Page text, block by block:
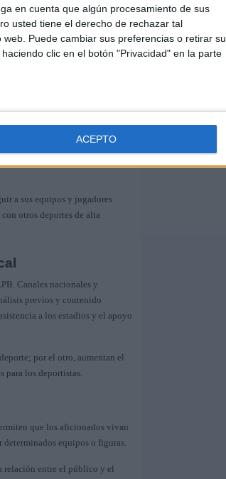
en cuenta que algún procesamiento de sus
usted tiene el derecho de rechazar tal
Puede cambiar sus preferencias o retirar su
clic en el botón "Privacidad" en la parte
ACEPTO
La sensación de orgullo
influencia.
béisbol
de las retransmisiones
un papel esencial.
la manera en que
nuevas dinámicas, como
resúmenes inmediatos de los
a sus equipos y jugadores
otros deportes de alta
Canales nacionales y
previos y contenido
a los estadios y el apoyo
por el otro, aumentan el
los deportistas.
que los aficionados vivan
equipos o figuras.
relación entre el público y el